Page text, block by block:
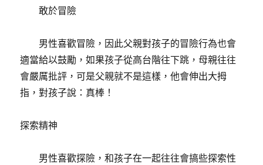
敢於冒險
男性喜歡冒險，因此父親對孩子的冒險行為也會
適當給以鼓勵，如果孩子從高台階往下跳，母親往往
會嚴厲批評，可是父親就不是這樣，他會伸出大拇
指，對孩子說：真棒！
探索精神
男性喜歡探險，和孩子在一起往往會搞些探索性